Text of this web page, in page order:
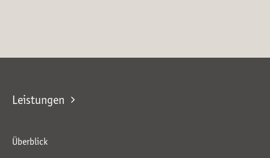
Leistungen
Überblick